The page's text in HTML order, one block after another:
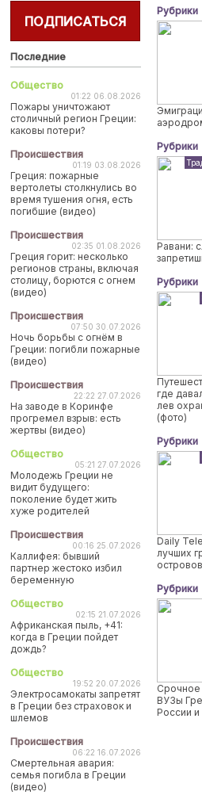
ПОДПИСАТЬСЯ
Последние
Общество
01:22 06.08.2026
Пожары уничтожают
столичный регион Греции:
каковы потери?
Происшествия
01:19 03.08.2026
Греция: пожарные
вертолеты столкнулись во
время тушения огня, есть
погибшие (видео)
Происшествия
02:35 01.08.2026
Греция горит: несколько
регионов страны, включая
столицу, борются с огнем
(видео)
Происшествия
07:50 30.07.2026
Ночь борьбы с огнём в
Греции: погибли пожарные
(видео)
Происшествия
22:22 27.07.2026
На заводе в Коринфе
прогремел взрыв: есть
жертвы (видео)
Общество
05:21 27.07.2026
Молодежь Греции не
видит будущего:
поколение будет жить
хуже родителей
Происшествия
00:16 25.07.2026
Каллифея: бывший
партнер жестоко избил
беременную
Общество
02:15 21.07.2026
Африканская пыль, +41:
когда в Греции пойдет
дождь?
Общество
19:52 20.07.2026
Электросамокаты запретят
в Греции без страховок и
шлемов
Происшествия
06:22 16.07.2026
Смертельная авария:
семья погибла в Греции
(видео)
Рубрики
Рубрики
Равани:
Рубрики
где
лев
(фото)
Рубрики
Daily
лучших
островов
Рубрики
Срочное
ВУЗы
России